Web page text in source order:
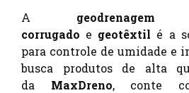
A geodrenagem
corrugado e geotêxtil é a
para controle de umidade e
busca produtos de alta
da MaxDreno, conte